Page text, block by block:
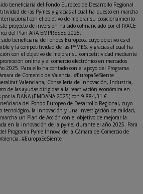
beneficiaria del Fondo Europeo de Desarrollo Regional
de las Pymes y gracias al cual ha puesto en marcha
con el objetivo de mejorar su posicionamiento
proyecto de inversión ha sido cofinanciado por el IVACE
del Plan ARA EMPRESES 2025.
beneficiaria de Fondos Europeos, cuyo objetivo es el
y la competitividad de las PYMES, y gracias al cual ha
con el objetivo de mejorar su competitividad mediante
online y el comercio electrónico en mercados
2025. Para ello ha contado con el apoyo del Programa
de Comercio de Valencia. #EuropaSeSiente
Valenciana, Conselleria de Innovación, Industria,
de las ayudas dirigidas a la reactivación económica en
por la DANA (EMDANA 2025) con 9.884,31 €.
del Fondo Europeo de Desarrollo Regional, cuyo
tecnológico, la innovación y una investigación de calidad,
un Plan de Acción con el objetivo de mejorar la
en la innovación de la pyme, durante el año 2025. Para
Programa Pyme Innova de la Cámara de Comercio de
Valencia. #EuropaSeSiente